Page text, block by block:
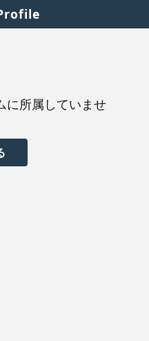
に所属していませ